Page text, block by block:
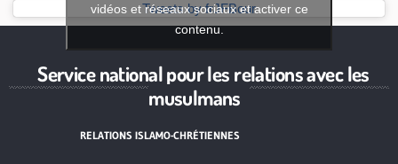
Tweets by frJFBour
vidéos et réseaux sociaux et activer ce
contenu.
Service national pour les relations avec les
musulmans
RELATIONS ISLAMO-CHRÉTIENNES